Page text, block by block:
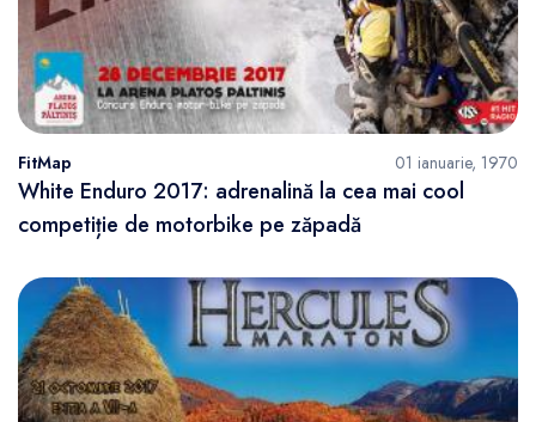
FitMap 01 ianuarie, 1970
White Enduro 2017: adrenalină la cea mai cool
competiție de motorbike pe zăpadă